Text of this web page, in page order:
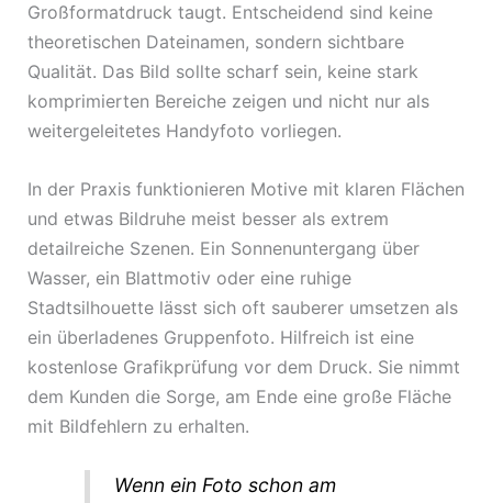
Großformatdruck taugt. Entscheidend sind keine
theoretischen Dateinamen, sondern sichtbare
Qualität. Das Bild sollte scharf sein, keine stark
komprimierten Bereiche zeigen und nicht nur als
weitergeleitetes Handyfoto vorliegen.
In der Praxis funktionieren Motive mit klaren Flächen
und etwas Bildruhe meist besser als extrem
detailreiche Szenen. Ein Sonnenuntergang über
Wasser, ein Blattmotiv oder eine ruhige
Stadtsilhouette lässt sich oft sauberer umsetzen als
ein überladenes Gruppenfoto. Hilfreich ist eine
kostenlose Grafikprüfung vor dem Druck. Sie nimmt
dem Kunden die Sorge, am Ende eine große Fläche
mit Bildfehlern zu erhalten.
Wenn ein Foto schon am